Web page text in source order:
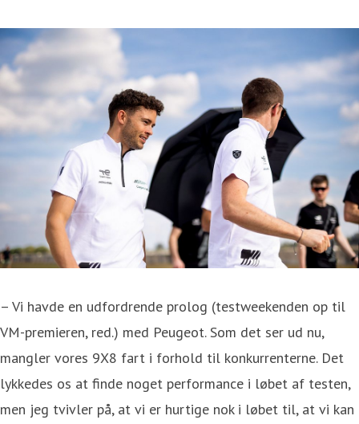
– Vi havde en udfordrende prolog (testweekenden op til
VM-premieren, red.) med Peugeot. Som det ser ud nu,
mangler vores 9X8 fart i forhold til konkurrenterne. Det
lykkedes os at finde noget performance i løbet af testen,
men jeg tvivler på, at vi er hurtige nok i løbet til, at vi kan